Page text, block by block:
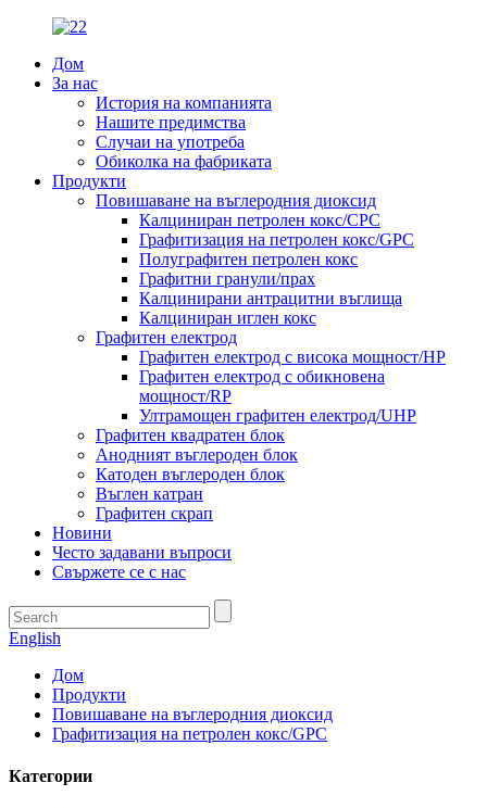
Дом
За нас
История на компанията
Нашите предимства
Случаи на употреба
Обиколка на фабриката
Продукти
Повишаване на въглеродния диоксид
Калциниран петролен кокс/CPC
Графитизация на петролен кокс/GPC
Полуграфитен петролен кокс
Графитни гранули/прах
Калцинирани антрацитни въглища
Калциниран иглен кокс
Графитен електрод
Графитен електрод с висока мощност/HP
Графитен електрод с обикновена
мощност/RP
Ултрамощен графитен електрод/UHP
Графитен квадратен блок
Анодният въглероден блок
Катоден въглероден блок
Въглен катран
Графитен скрап
Новини
Често задавани въпроси
Свържете се с нас
English
Дом
Продукти
Повишаване на въглеродния диоксид
Графитизация на петролен кокс/GPC
Категории